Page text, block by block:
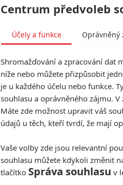
Centrum předvoleb
Účely a funkce Oprávněný
Shromažďování a zpracování dat
níže nebo můžete přizpůsobit
je u každého účelu nebo funkce.
souhlasu a oprávněného zájmu.
Máte zde možnost upravit váš
údajů u těch, kteří tvrdí, že mají
Vaše volby zde jsou relevantní
souhlasu můžete kdykoli změnit
tlačítko Správa souhlasu v